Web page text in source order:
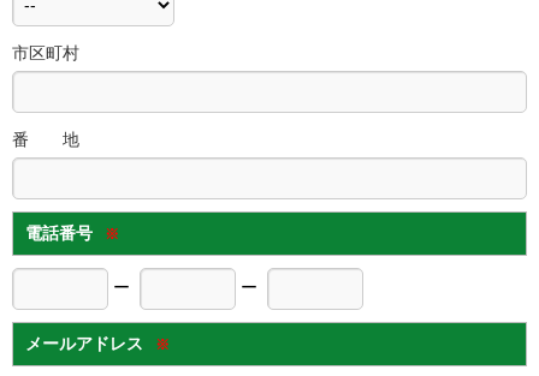
市区町村
番 地
電話番号 ※
ー ー
メールアドレス ※